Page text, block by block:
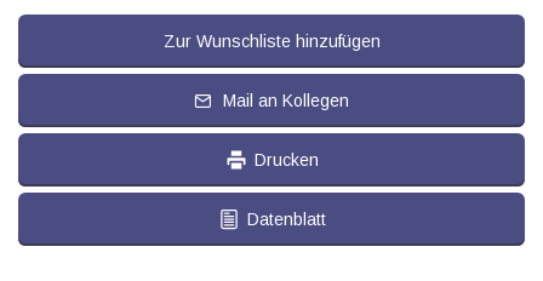
Zur Wunschliste hinzufügen
Mail an Kollegen
Drucken
Datenblatt